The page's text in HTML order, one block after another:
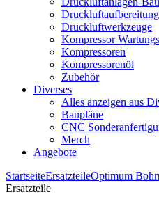
Druckluftaufbereitung
Druckluftwerkzeuge
Kompressor
Kompressoren
Kompressorenöl
Zubehör
Diverses
Alles anzeigen aus
Baupläne
CNC
Merch
Angebote
StartseiteErsatzteileOptimum
Ersatzteile